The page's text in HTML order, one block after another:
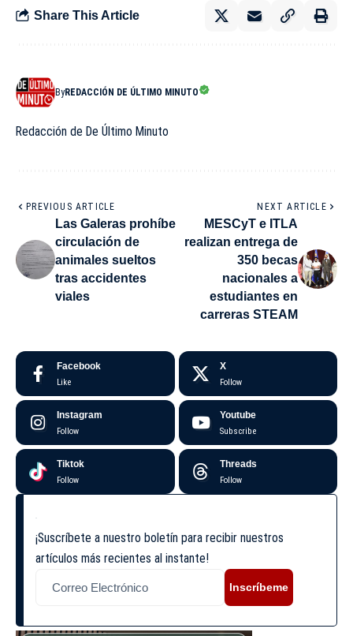
Share This Article
ByREDACCIÓN DE ÚLTIMO MINUTO
Redacción de De Último Minuto
PREVIOUS ARTICLE
Las Galeras prohíbe
circulación de
animales sueltos
tras accidentes
viales
NEXT ARTICLE
MESCyT e ITLA
realizan entrega de
350 becas
nacionales a
estudiantes en
carreras STEAM
Facebook
Like
X
Follow
Instagram
Follow
Youtube
Subscribe
Tiktok
Follow
Threads
Follow
¡Suscríbete a nuestro boletín para recibir nuestros
artículos más recientes al instante!
Inscríbeme